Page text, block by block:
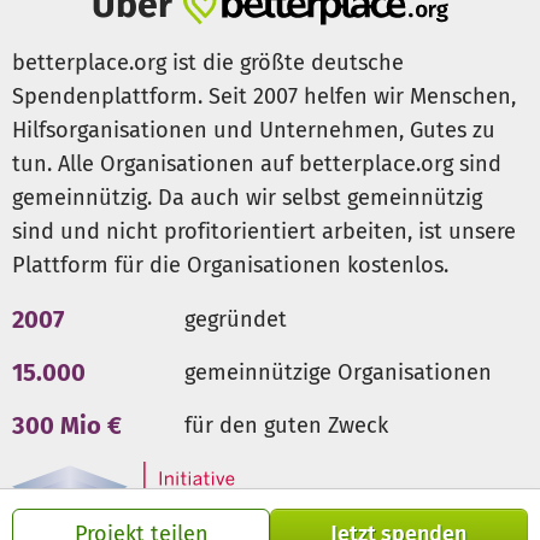
Projekt teilen Jetzt spenden
Mit Ihrer Hilfe und Unterstützung empowern Sie direkt
Jugendarbeit und unser Projekt "Küche für Alle - Sei dabei,
gutes leben für alle".Jeder Betrag, sei er noch so klein, ist
ein Beitrag zu einem besseren Leben, mit einem der
folgenden Beträge ermöglichen Sie ganz konkrete
Maßnahmen der Jugendarbeit:
trägst Sie zum Mittwochskochen und sinnvoller
Jugendarbeit bei
Mit200 € finanzieren Sie ein gemeinsames Kochen für
Mit
sichern Sie eine Freizeitaktivität gesunde
Mit2000 €
unterstützen Sie ein Ferienangebot mit
Ernährungsworkshops
sichern Sie eine mobile Küche für Alle bei
Kulturfestivals und diversen Stadtteilfesten in der
betterplace.org ist die größte deutsche
Spendenplattform. Seit 2007 helfen wir Menschen,
Hilfsorganisationen und Unternehmen, Gutes zu
tun. Alle Organisationen auf betterplace.org sind
gemeinnützig. Da auch wir selbst gemeinnützig
sind und nicht profitorientiert arbeiten, ist unsere
Plattform für die Organisationen kostenlos.
2007 gegründet
15.000 gemeinnützige Organisationen
300 Mio € für den guten Zweck